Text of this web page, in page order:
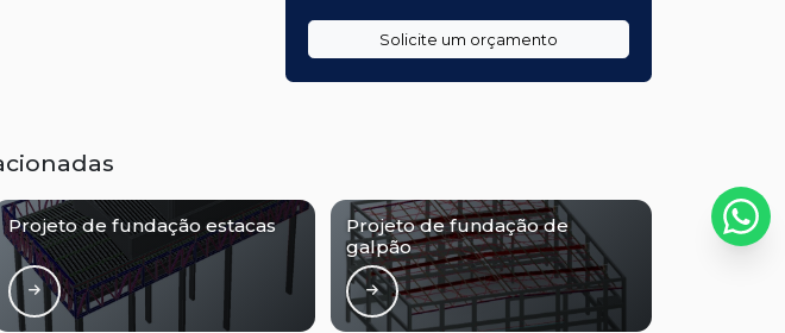
Projeto de fabricação de estrutura metálica
Projeto de galpão 10 x 30
Projeto de galpão 10x20
Projeto de galpão com escritório
Solicite um orçamento
Projeto de fundação estacas
Projeto de fundação de
galpão